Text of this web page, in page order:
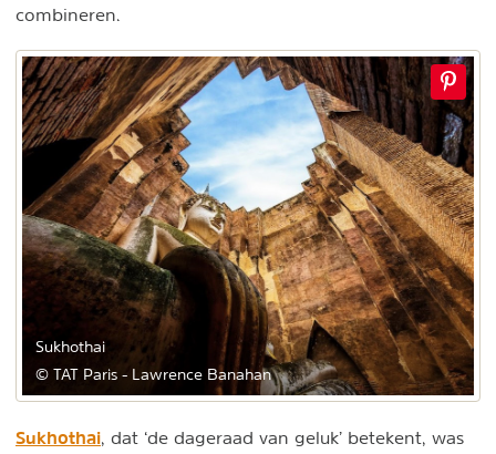
combineren.
Sukhothai
© TAT Paris - Lawrence Banahan
Sukhothai, dat ‘de dageraad van geluk’ betekent, was